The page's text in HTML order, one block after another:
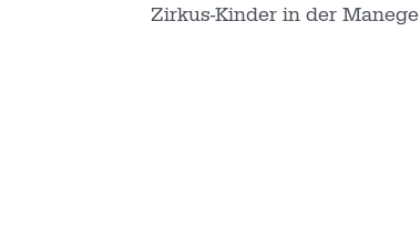
Zirkus-Kinder in der Manege